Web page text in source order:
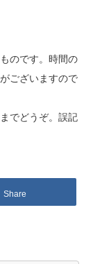
のです。時間の
ございますので
でどうぞ。誤記
Share